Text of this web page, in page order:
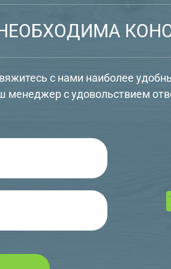
с нами наиболее
менеджер с удовольствием